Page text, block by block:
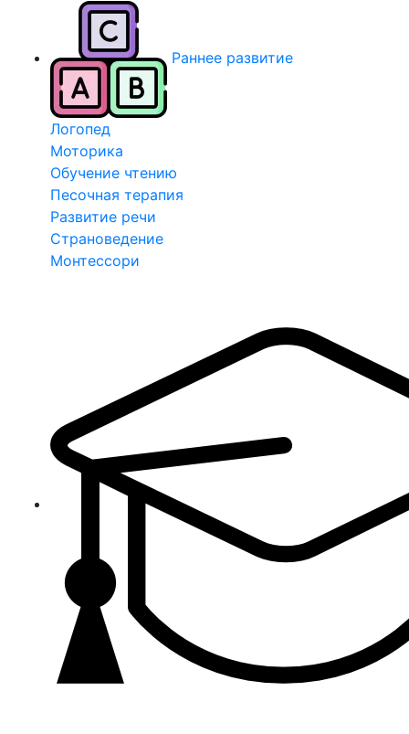
Раннее развитие
Логопед
Моторика
Обучение чтению
Песочная терапия
Развитие речи
Страноведение
Монтессори